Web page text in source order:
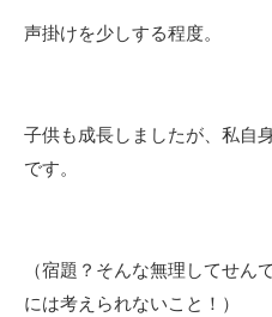
声掛けを少しする程度。
子供も成長しましたが、私自
です。
（宿題？ そんな無理してせん
には考えられないこと！）